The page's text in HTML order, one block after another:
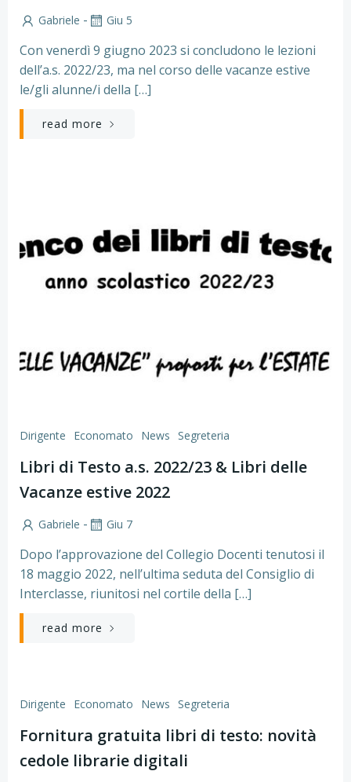
Gabriele - Giu 5
Con venerdì 9 giugno 2023 si concludono le lezioni
dell’a.s. 2022/23, ma nel corso delle vacanze estive
le/gli alunne/i della […]
read more
Dirigente Economato News Segreteria
Libri di Testo a.s. 2022/23 & Libri delle
Vacanze estive 2022
Gabriele - Giu 7
Dopo l’approvazione del Collegio Docenti tenutosi il
18 maggio 2022, nell’ultima seduta del Consiglio di
Interclasse, riunitosi nel cortile della […]
read more
Dirigente Economato News Segreteria
Fornitura gratuita libri di testo: novità
cedole librarie digitali